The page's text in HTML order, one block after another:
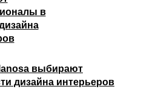
выбирают
дизайна интерьеров